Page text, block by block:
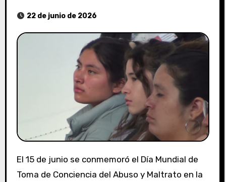
22 de junio de 2026
El 15 de junio se conmemoró el Día Mundial de
Toma de Conciencia del Abuso y Maltrato en la